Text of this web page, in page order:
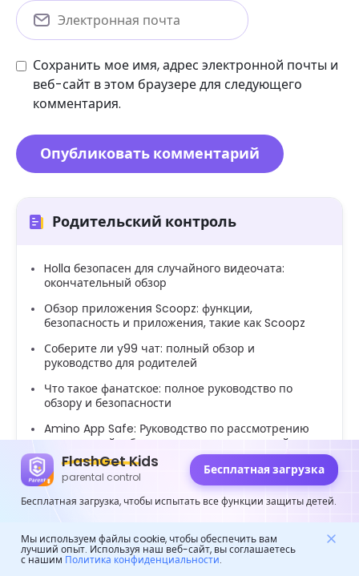
Сохранить мое имя, адрес электронной почты и
веб-сайт в этом браузере для следующего
комментария.
Родительский контроль
Holla безопасен для случайного видеочата:
окончательный обзор
Обзор приложения Scoopz: функции,
безопасность и приложения, такие как Scoopz
Соберите ли y99 чат: полный обзор и
руководство для родителей
Что такое фанатское: полное руководство по
обзору и безопасности
Amino App Safe: Руководство по рассмотрению
приложений и безопасность для родителей
Обзор приложения сигнала: что вы должны
учитывать
Что такое FanVue: полное руководство по обзору
Что такое Zepeto: деталь ED Посмотрите на
функции и проблемы безопасности
FlashGet Kids
parental control
Бесплатная загрузка
Бесплатная загрузка, чтобы испытать все функции защиты детей.
Мы используем файлы cookie, чтобы обеспечить вам
лучший опыт. Используя наш веб-сайт, вы соглашаетесь
с нашим Политика конфиденциальности.